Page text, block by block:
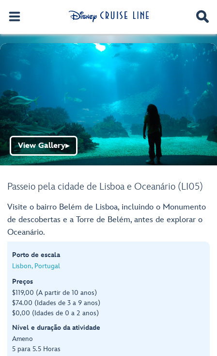
Passeio pela cidade de Lisboa e Oceanário (LI05)
View Gallery▶
Visite o bairro Belém de Lisboa, incluindo o Monumento
de descobertas e a Torre de Belém, antes de explorar o
Oceanário.
Porto de escala
Lisbon, Portugal
Preços
$119,00 (A partir de 10 anos)
$74.00 (Idades de 3 a 9 anos)
$0,00 (Idades de 0 a 2 anos)
Nível e duração da atividade
Ameno
5 para 5.5 Horas